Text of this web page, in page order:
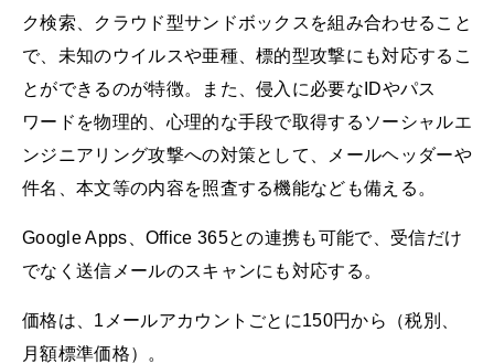
ク検索、クラウド型サンドボックスを組み合わせること
で、未知のウイルスや亜種、標的型攻撃にも対応するこ
とができるのが特徴。また、侵入に必要なIDやパス
ワードを物理的、心理的な手段で取得するソーシャルエ
ンジニアリング攻撃への対策として、メールヘッダーや
件名、本文等の内容を照査する機能なども備える。
Google Apps、Office 365との連携も可能で、受信だけ
でなく送信メールのスキャンにも対応する。
価格は、1メールアカウントごとに150円から（税別、
月額標準価格）。